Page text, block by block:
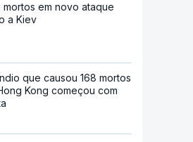
mortos em novo ataque
a Kiev
que causou 168 mortos
Kong começou com